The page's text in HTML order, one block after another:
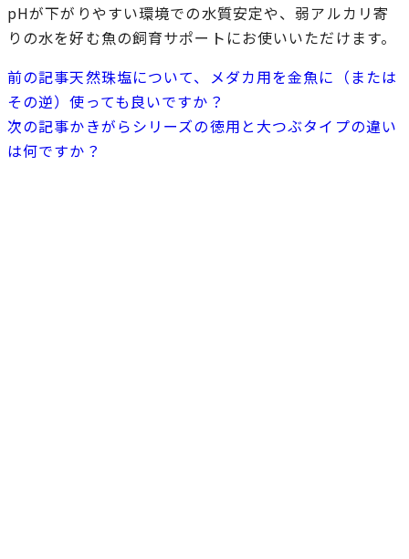
pHが下がりやすい環境での水質安定や、弱アルカリ寄
りの水を好む魚の飼育サポートにお使いいただけます。
前の記事天然珠塩について、メダカ用を金魚に（または
その逆）使っても良いですか？
次の記事かきがらシリーズの徳用と大つぶタイプの違い
は何ですか？